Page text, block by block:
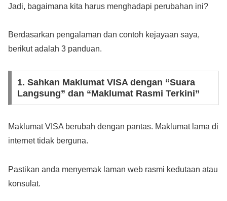
Jadi, bagaimana kita harus menghadapi perubahan ini?
Berdasarkan pengalaman dan contoh kejayaan saya,
berikut adalah 3 panduan.
1. Sahkan Maklumat VISA dengan “Suara
Langsung” dan “Maklumat Rasmi Terkini”
Maklumat VISA berubah dengan pantas. Maklumat lama di
internet tidak berguna.
Pastikan anda menyemak laman web rasmi kedutaan atau
konsulat.